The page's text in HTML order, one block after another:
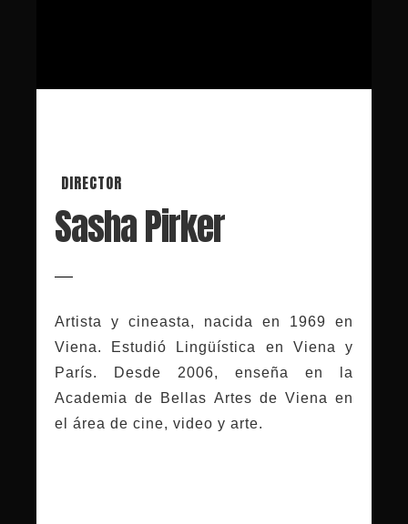
DIRECTOR
Sasha Pirker
Artista y cineasta, nacida en 1969 en
Viena. Estudió Lingüística en Viena y
París. Desde 2006, enseña en la
Academia de Bellas Artes de Viena en
el área de cine, video y arte.